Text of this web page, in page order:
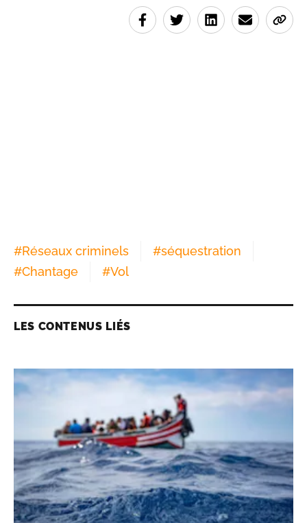
#Réseaux criminels #séquestration
#Chantage #Vol
LES CONTENUS LIÉS